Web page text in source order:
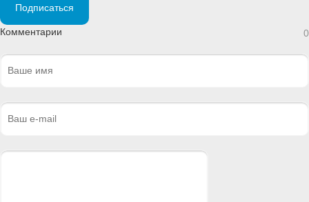
Подписаться
Комментарии 0